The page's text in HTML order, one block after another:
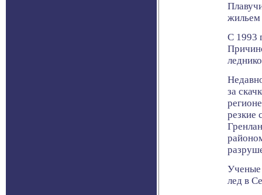
жильем
С 1993
за
резкие
Ученые
лед в